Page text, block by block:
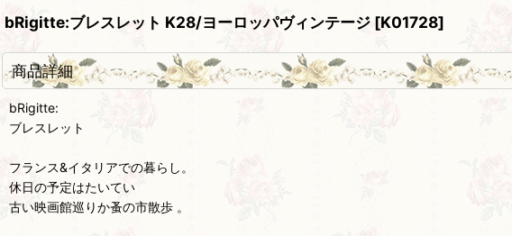
bRigitte:ブレスレット K28/ヨーロッパヴィンテージ [K01728]
商品詳細
bRigitte:
ブレスレット
フランス&イタリアでの暮らし。
休日の予定はたいてい
古い映画館巡りか蚤の市散歩 。